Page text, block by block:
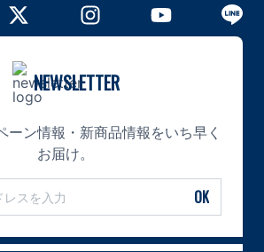
NEWSLETTER
ーン情報・新商品情報をいち早く
お届け。
OK